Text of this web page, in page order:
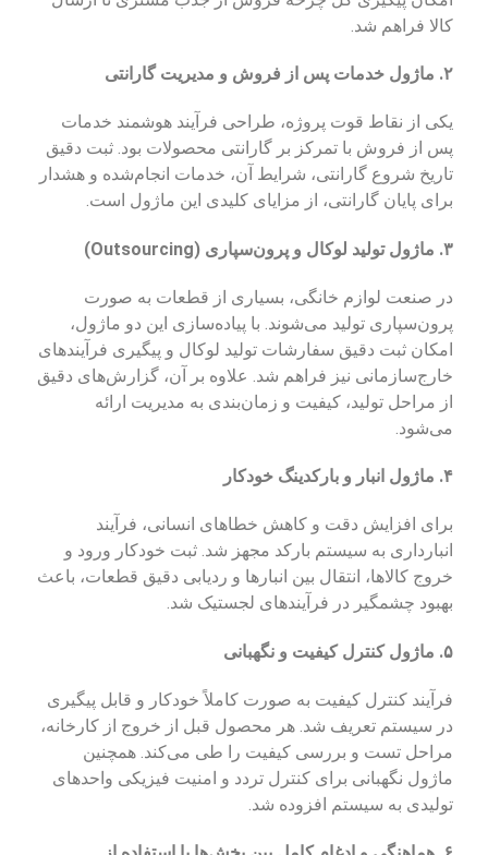
کالا فراهم شد.
۲. ماژول خدمات پس از فروش و مدیریت گارانتی
یکی از نقاط قوت پروژه، طراحی فرآیند هوشمند خدمات
پس از فروش با تمرکز بر گارانتی محصولات بود. ثبت دقیق
تاریخ شروع گارانتی، شرایط آن، خدمات انجام‌شده و هشدار
برای پایان گارانتی، از مزایای کلیدی این ماژول است.
۳. ماژول تولید لوکال و پرون‌سپاری (Outsourcing)
در صنعت لوازم خانگی، بسیاری از قطعات به صورت
پرون‌سپاری تولید می‌شوند. با پیاده‌سازی این دو ماژول،
امکان ثبت دقیق سفارشات تولید لوکال و پیگیری فرآیندهای
خارج‌سازمانی نیز فراهم شد. علاوه بر آن، گزارش‌های دقیق
از مراحل تولید، کیفیت و زمان‌بندی به مدیریت ارائه
می‌شود.
۴. ماژول انبار و بارکدینگ خودکار
برای افزایش دقت و کاهش خطاهای انسانی، فرآیند
انبارداری به سیستم بارکد مجهز شد. ثبت خودکار ورود و
خروج کالاها، انتقال بین انبارها و ردیابی دقیق قطعات، باعث
بهبود چشمگیر در فرآیندهای لجستیک شد.
۵. ماژول کنترل کیفیت و نگهبانی
فرآیند کنترل کیفیت به صورت کاملاً خودکار و قابل پیگیری
در سیستم تعریف شد. هر محصول قبل از خروج از کارخانه،
مراحل تست و بررسی کیفیت را طی می‌کند. همچنین
ماژول نگهبانی برای کنترل تردد و امنیت فیزیکی واحدهای
تولیدی به سیستم افزوده شد.